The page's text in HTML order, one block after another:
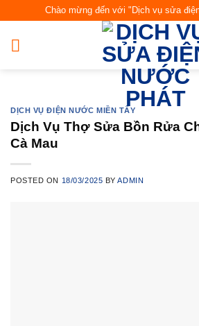
content
Chào mừng đến với "Dịch vụ sửa
DỊCH VỤ ĐIỆN NƯỚC MIỀN TÂY
Dịch Vụ Thợ Sửa Bồn Rửa
Cà Mau
POSTED ON 18/03/2025 BYADMIN